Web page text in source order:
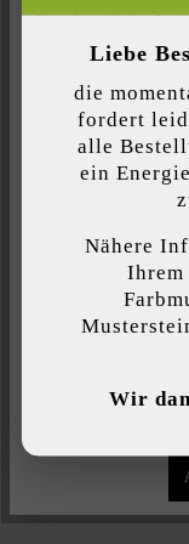
Farbe:
platin-schattiert
Produktart:
Zaun- &
gespalten
Komfort
Individuelle
Funktionalität
Liebe
die
fordert
alle
ein
Nähere
Ihrem
Wir